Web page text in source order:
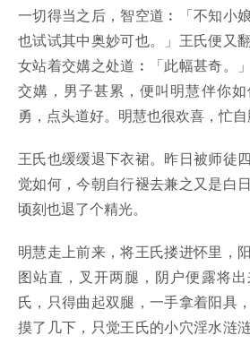
一切得当之后，智空道︰「不知小
也试试其中奥妙可也。」王氏便又
女站着交媾之处道︰「此幅甚奇。
交媾，男子甚累，便叫明慧伴你
勇，点头道好。明慧也很欢喜，忙自
王氏也缓缓退下衣裙。昨日被师徒
觉如何，今朝自行褪去兼之又是白
顷刻也退了个精光。
明慧走上前来，将王氏搂进怀里，
图站直，叉开两腿，阴户便露将
氏，只得曲起双腿，一手拿着阳具
摸了几下，只觉王氏的小穴淫水涟